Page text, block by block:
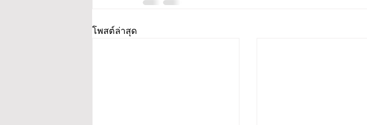
โพสต์ล่าสุด